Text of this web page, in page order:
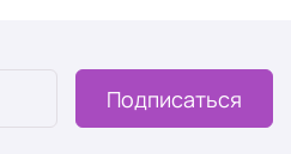
Подписаться